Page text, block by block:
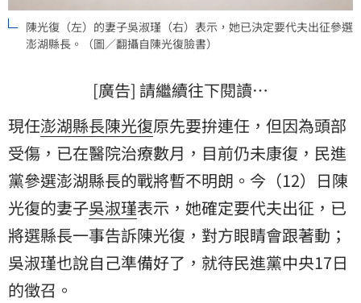
陳光復（左）的妻子吳淑瑾（右）表示，她已決定要代夫出征參選
澎湖縣長。（圖／翻攝自陳光復臉書）
[廣告] 請繼續往下閱讀…
現任澎湖縣長陳光復原先要拚連任，但因為頭部
受傷，已在醫院治療數月，目前仍未康復， 民進
黨參選澎湖縣長的戰將暫不明朗。今（12）日陳
光復的妻子吳淑瑾表示，她確定要代夫出征，已
將選縣長一事告訴陳光復，對方眼睛會跟著動；
吳淑瑾也說自己準備好了，就待民進黨中央17日
的徵召。